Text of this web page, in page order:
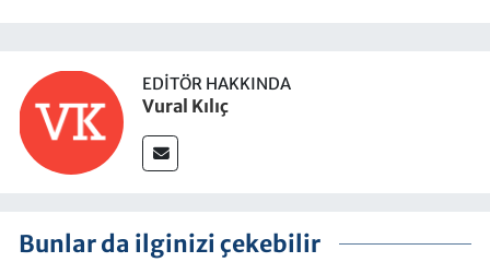
EDITÖR HAKKINDA
Vural Kılıç
Bunlar da ilginizi çekebilir